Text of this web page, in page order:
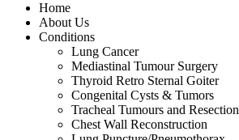
Home
About Us
Conditions
Lung Cancer
Mediastinal Tumour Surgery
Thyroid Retro Sternal Goiter
Congenital Cysts & Tumors
Tracheal Tumours and Resection
Chest Wall Reconstruction